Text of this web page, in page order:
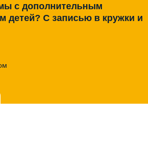
с дополнительным
детей? С записью в кружки и